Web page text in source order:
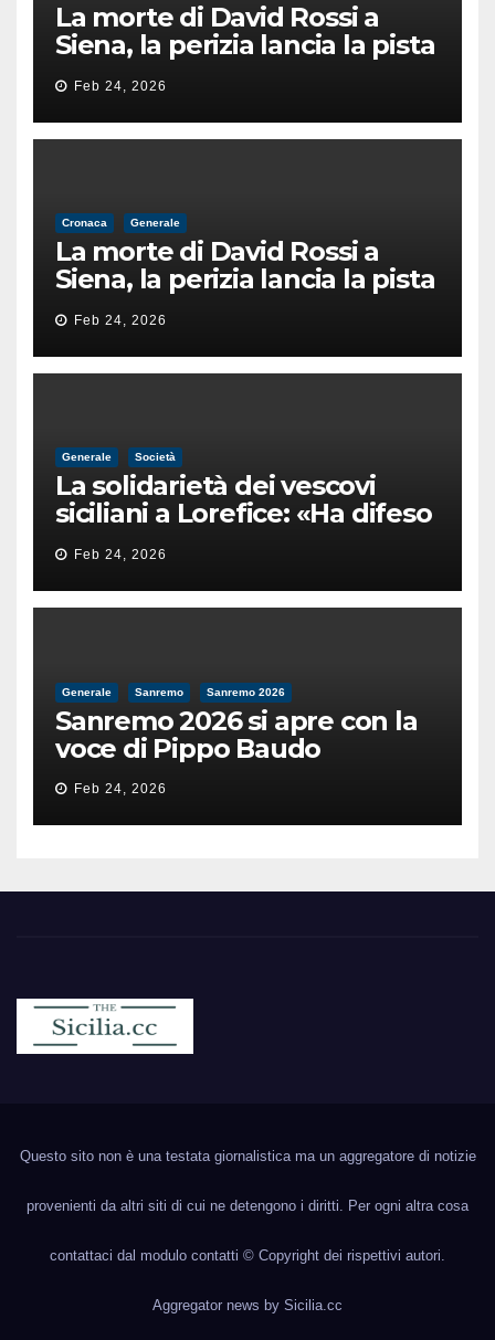
La morte di David Rossi a
Siena, la perizia lancia la pista
di un’intimidazione finita
male
Feb 24, 2026
Cronaca Generale
La morte di David Rossi a
Siena, la perizia lancia la pista
di un’intimidazione finita
male
Feb 24, 2026
Generale Società
La solidarietà dei vescovi
siciliani a Lorefice: «Ha difeso
il valore e la dignità
dell’umanità»
Feb 24, 2026
Generale Sanremo Sanremo 2026
Sanremo 2026 si apre con la
voce di Pippo Baudo
Feb 24, 2026
Questo sito non è una testata giornalistica ma un aggregatore di notizie
provenienti da altri siti di cui ne detengono i diritti. Per ogni altra cosa
contattaci dal modulo contatti © Copyright dei rispettivi autori.
Aggregator news by Sicilia.cc